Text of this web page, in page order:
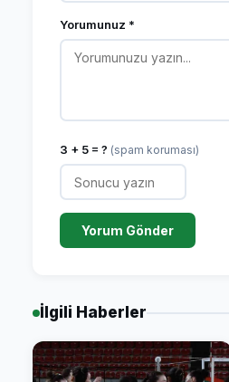
Yorumunuz *
3 + 5 = ? (spam koruması)
Yorum Gönder
İlgili Haberler